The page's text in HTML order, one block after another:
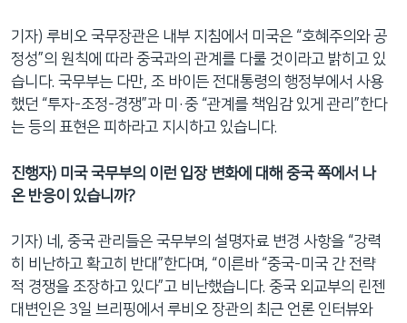
기자) 루비오 국무장관은 내부 지침에서 미국은 “호혜주의와 공
정성”의 원칙에 따라 중국과의 관계를 다룰 것이라고 밝히고 있
습니다. 국무부는 다만, 조 바이든 전대통령의 행정부에서 사용
했던 “투자-조정-경쟁”과 미·중 “관계를 책임감 있게 관리”한다
는 등의 표현은 피하라고 지시하고 있습니다.
진행자) 미국 국무부의 이런 입장 변화에 대해 중국 쪽에서 나
온 반응이 있습니까?
기자) 네, 중국 관리들은 국무부의 설명자료 변경 사항을 “강력
히 비난하고 확고히 반대”한다며, “이른바 “중국-미국 간 전략
적 경쟁을 조장하고 있다”고 비난했습니다. 중국 외교부의 린젠
대변인은 3일 브리핑에서 루비오 장관의 최근 언론 인터뷰와